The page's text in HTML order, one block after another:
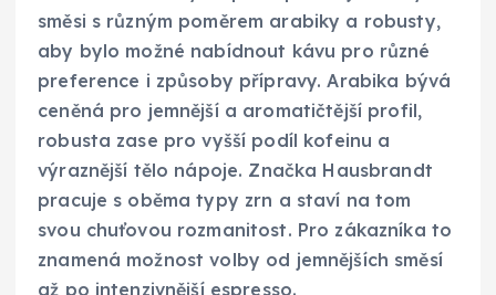
směsi s různým poměrem arabiky a robusty,
aby bylo možné nabídnout kávu pro různé
preference i způsoby přípravy. Arabika bývá
ceněná pro jemnější a aromatičtější profil,
robusta zase pro vyšší podíl kofeinu a
výraznější tělo nápoje. Značka Hausbrandt
pracuje s oběma typy zrn a staví na tom
svou chuťovou rozmanitost. Pro zákazníka to
znamená možnost volby od jemnějších směsí
až po intenzivnější espresso.